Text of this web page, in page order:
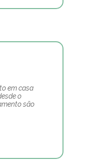
em casa
o
são